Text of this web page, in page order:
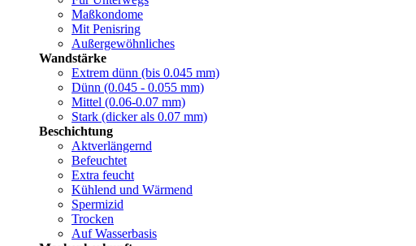
Maßkondome
Mit Penisring
Außergewöhnliches
Wandstärke
Extrem dünn (bis 0.045 mm)
Dünn (0.045 - 0.055 mm)
Mittel (0.06-0.07 mm)
Stark (dicker als 0.07 mm)
Beschichtung
Aktverlängernd
Befeuchtet
Extra feucht
Kühlend und Wärmend
Spermizid
Trocken
Auf Wasserbasis